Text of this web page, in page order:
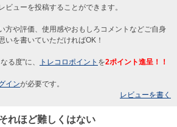
ビューを投稿することができます。
方や評価、使用感やおもしろコメントなどご自身
いを書いていただければOK！
る度"に、 トレコロポイント を2ポイント進呈！！
インが必要です。
レビューを書く
れほど難しくはない